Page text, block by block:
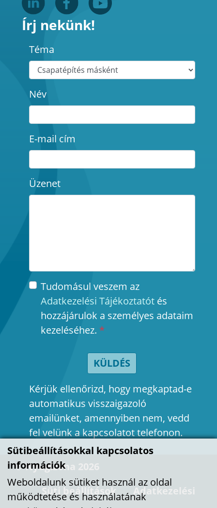
Sütibeállításokkal kapcsolatos
információk
Weboldalunk sütiket használ az oldal
működtetése és használatának
Írj nekünk!
Téma
Név
E-mail cím
Üzenet
Tudomásul veszem az
Adatkezelési Tájékoztatótés
hozzájárulok a személyes adataim
kezeléséhez. *
KÜLDÉS
Kérjük ellenőrizd, hogy megkaptad-e
automatikus visszaigazoló
emailünket, amennyiben nem, vedd
fel velünk a kapcsolatot telefonon.
© Nyugizóna 2026
Süti beállítások
Adatkezelési